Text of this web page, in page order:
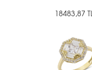
18483,87 TL